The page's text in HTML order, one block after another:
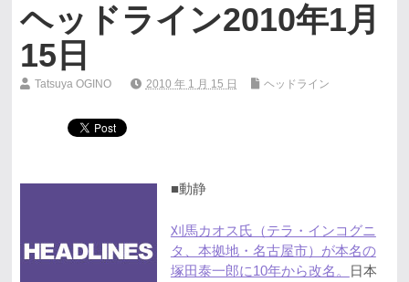
ヘッドライン2010年1月
15日
Tatsuya OGINO 2010 年 1 月 15 日 ヘッドライン
■動静
刈馬カオス氏（テラ・インコグニ
タ、本拠地・名古屋市）が本名の
塚田泰一郎に10年から改名。
日本